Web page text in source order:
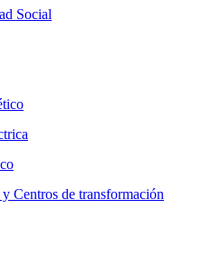
Social
Centros de transformación